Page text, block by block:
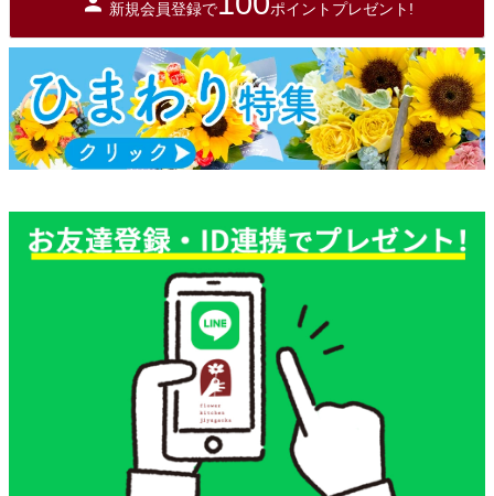
新規会員登録で ポイントプレゼント!